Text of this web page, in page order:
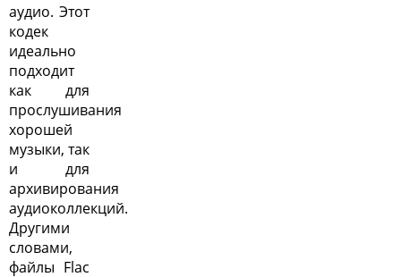
аудио. Этот
кодек
идеально
подходит
как для
прослушивания
хорошей
музыки, так
и для
архивирования
аудиоколлекций.
Другими
словами,
файлы Flac